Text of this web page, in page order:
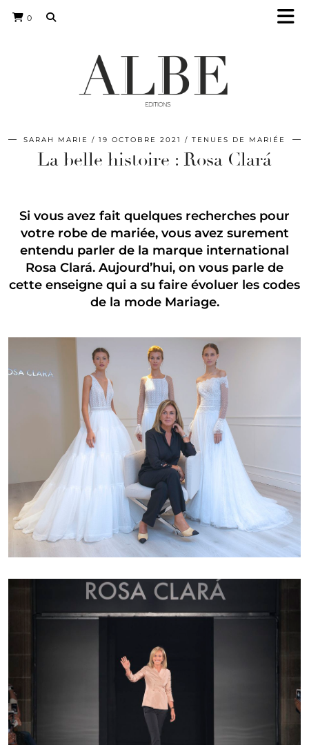
0
SARAH MARIE 19 OCTOBRE 2021 TENUES DE MARIÉE
La belle histoire : Rosa Clará
Si vous avez fait quelques recherches pour
votre robe de mariée, vous avez surement
entendu parler de la marque international
Rosa Clará. Aujourd’hui, on vous parle de
cette enseigne qui a su faire évoluer les codes
de la mode Mariage.